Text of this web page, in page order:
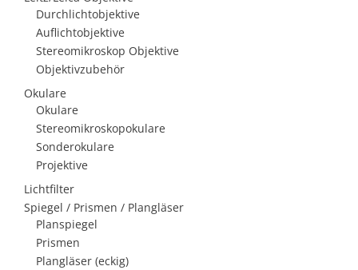
Durchlichtobjektive
Auflichtobjektive
Stereomikroskop Objektive
Objektivzubehör
Okulare
Okulare
Stereomikroskopokulare
Sonderokulare
Projektive
Lichtfilter
Spiegel / Prismen / Plangläser
Planspiegel
Prismen
Plangläser (eckig)